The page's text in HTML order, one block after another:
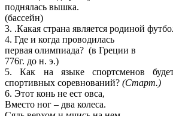
поднялась вышка.
(бассейн)
3. .Какая страна является родиной
4. Где и когда проводилась
первая олимпиада? (в Греции в
776г. до н. э.)
5. Как на языке спортсменов
спортивных соревнований? (Старт.)
6. Этот конь не ест овса,
Вместо ног – два колеса.